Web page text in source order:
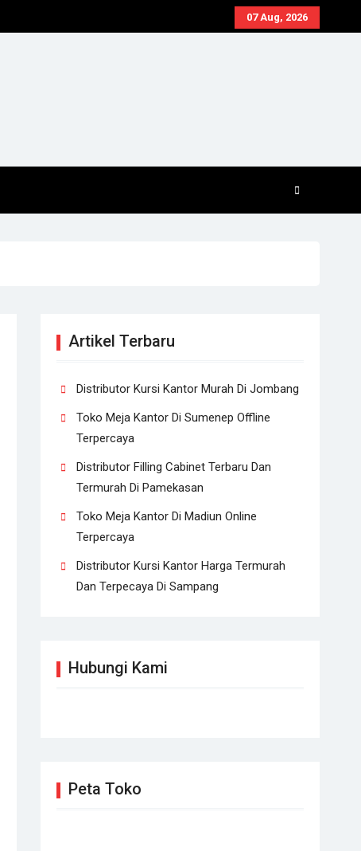
07 Aug, 2026
Artikel Terbaru
Distributor Kursi Kantor Murah Di Jombang
Toko Meja Kantor Di Sumenep Offline
Terpercaya
Distributor Filling Cabinet Terbaru Dan
Termurah Di Pamekasan
Toko Meja Kantor Di Madiun Online
Terpercaya
Distributor Kursi Kantor Harga Termurah
Dan Terpecaya Di Sampang
Hubungi Kami
Peta Toko